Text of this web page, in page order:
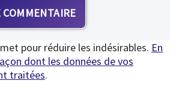
pour réduire les indésirables. En
dont les données de vos
traitées.